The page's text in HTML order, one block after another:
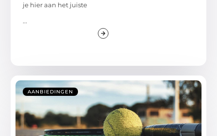
je hier aan het juiste
...
AANBIEDINGEN